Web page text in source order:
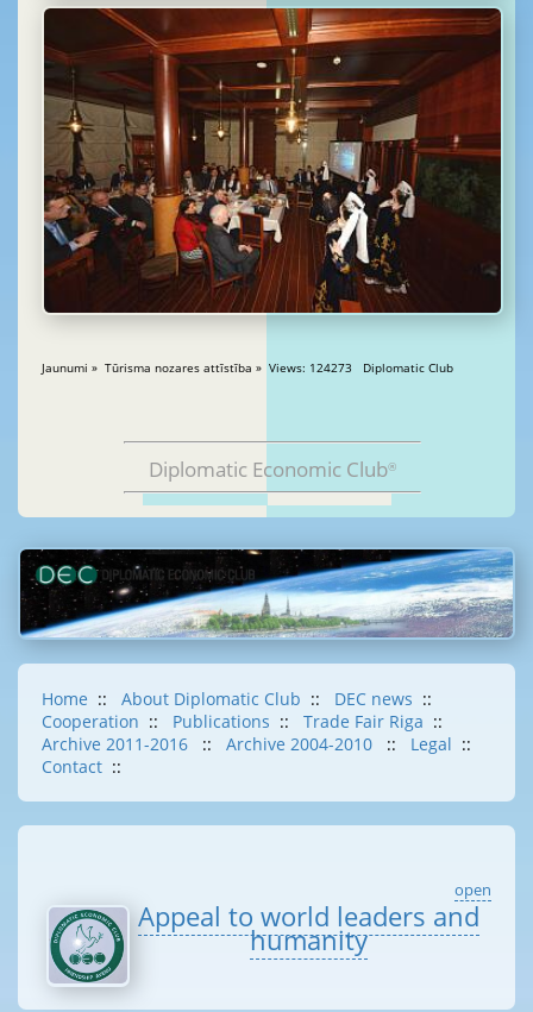
Jaunumi » Tūrisma nozares attīstība » Views: 124273 Diplomatic Club
Diplomatic Economic Club®
Home :: About Diplomatic Club :: DEC news ::
Cooperation :: Publications :: Trade Fair Riga ::
Archive 2011-2016
:: Archive 2004-2010 :: Legal ::
Contact ::
open
Appeal to world leaders and
humanity